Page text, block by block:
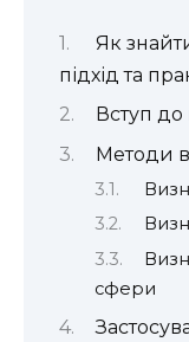
Як
підхід та
Вступ до
Методи
сфери